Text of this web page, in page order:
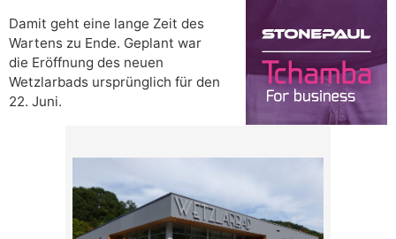
Damit geht eine lange Zeit des
Wartens zu Ende. Geplant war
die Eröffnung des neuen
Wetzlarbads ursprünglich für den
22. Juni.